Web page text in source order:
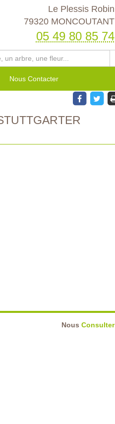
Le Plessis Robin
79320 MONCOUTANT
05 49 80 85 74
Nous Contacter
Nous Consulter